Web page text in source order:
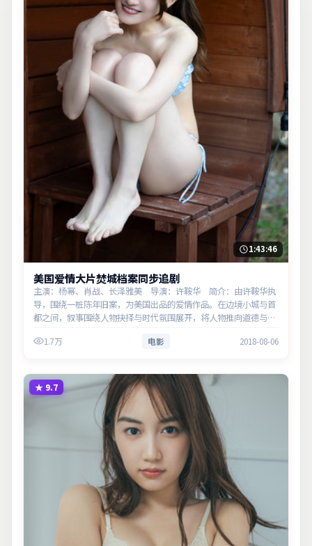
1:43:46
美国爱情大片焚城档案同步追剧
主演：杨幂、肖战、长泽雅美 导演：许鞍华 简介：由许鞍华执
导，围绕一桩陈年旧案，为美国出品的爱情作品。在边境小城与首
都之间，叙事围绕人物抉择与时代氛围展开，将人物推向道德与法
义。1.7万 电影 2018-08-06
★ 9.7